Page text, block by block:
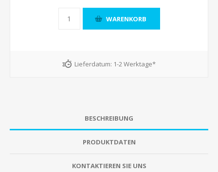
Lieferdatum: 1-2 Werktage*
BESCHREIBUNG
PRODUKTDATEN
KONTAKTIEREN SIE UNS